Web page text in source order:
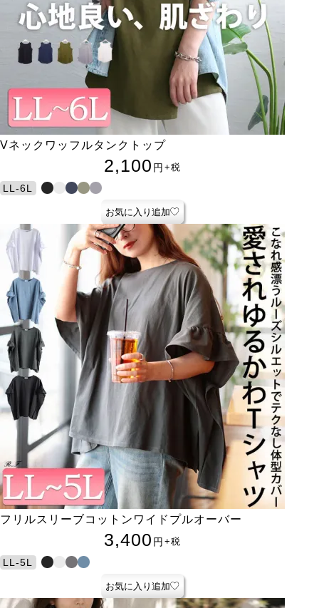
Vネックワッフルタンクトップ
2,100 円 +税
LL-6L
お気に入り追加
フリルスリーブコットンワイドプルオーバー
3,400 円 +税
LL-5L
お気に入り追加